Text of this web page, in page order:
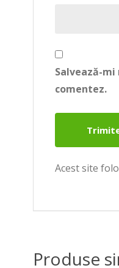
Salvează-
comentez.
Acest site
Produse